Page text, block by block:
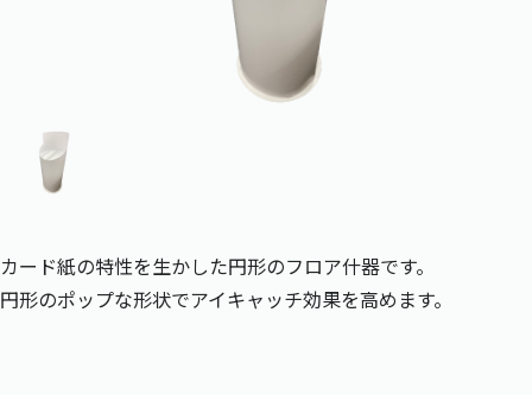
カード紙の特性を生かした円形のフロア什器です。
円形のポップな形状でアイキャッチ効果を高めます。